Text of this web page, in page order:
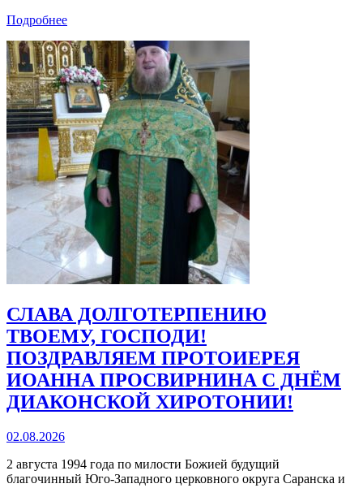
Подробнее
СЛАВА ДОЛГОТЕРПЕНИЮ
ТВОЕМУ, ГОСПОДИ!
ПОЗДРАВЛЯЕМ ПРОТОИЕРЕЯ
ИОАННА ПРОСВИРНИНА С ДНЁМ
ДИАКОНСКОЙ ХИРОТОНИИ!
02.08.2026
2 августа 1994 года по милости Божией будущий
благочинный Юго‑Западного церковного округа Саранска и